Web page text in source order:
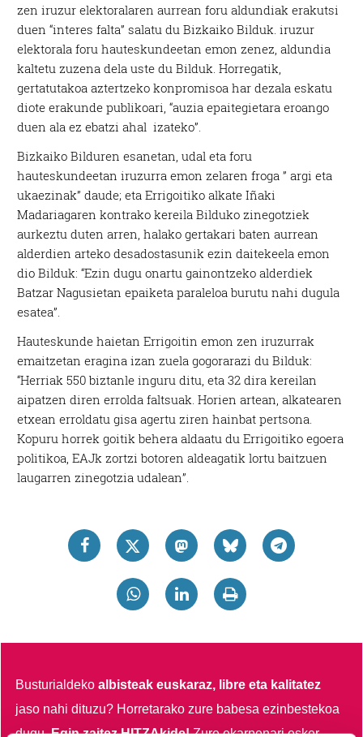
zen iruzur elektoralaren aurrean foru aldundiak erakutsi
duen “interes falta” salatu du Bizkaiko Bilduk. iruzur
elektorala foru hauteskundeetan emon zenez, aldundia
kaltetu zuzena dela uste du Bilduk. Horregatik,
gertatutakoa aztertzeko konpromisoa har dezala eskatu
diote erakunde publikoari, “auzia epaitegietara eroango
duen ala ez ebatzi ahal izateko”.
Bizkaiko Bilduren esanetan, udal eta foru
hauteskundeetan iruzurra emon zelaren froga ” argi eta
ukaezinak” daude; eta Errigoitiko alkate Iñaki
Madariagaren kontrako kereila Bilduko zinegotziek
aurkeztu duten arren, halako gertakari baten aurrean
alderdien arteko desadostasunik ezin daitekeela emon
dio Bilduk: “Ezin dugu onartu gainontzeko alderdiek
Batzar Nagusietan epaiketa paraleloa burutu nahi dugula
esatea”.
Hauteskunde haietan Errigoitin emon zen iruzurrak
emaitzetan eragina izan zuela gogorarazi du Bilduk:
“Herriak 550 biztanle inguru ditu, eta 32 dira kereilan
aipatzen diren errolda faltsuak. Horien artean, alkatearen
etxean erroldatu gisa agertu ziren hainbat pertsona.
Kopuru horrek goitik behera aldaatu du Errigoitiko egoera
politikoa, EAJk zortzi botoren aldeagatik lortu baitzuen
laugarren zinegotzia udalean”.
Busturialdekoalbisteak euskaraz, libre eta kalitatez
jaso nahi dituzu? Horretarako zure babesa ezinbestekoa
dugu.Egin zaitez HITZAkide!Zure ekarpenari esker,